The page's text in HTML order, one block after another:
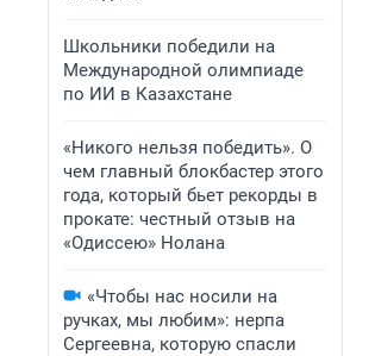
Школьники победили на
Международной олимпиаде
по ИИ в Казахстане
«Никого нельзя победить». О
чем главный блокбастер этого
года, который бьет рекорды в
прокате: честный отзыв на
«Одиссею» Нолана
«Чтобы нас носили на
ручках, мы любим»: нерпа
Сергеевна, которую спасли